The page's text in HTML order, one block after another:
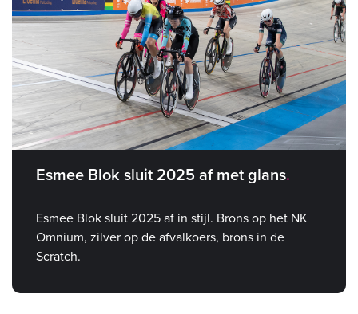
Esmee Blok sluit 2025 af met glans
Esmee Blok sluit 2025 af in stijl. Brons op het NK
Omnium, zilver op de afvalkoers, brons in de
Scratch.